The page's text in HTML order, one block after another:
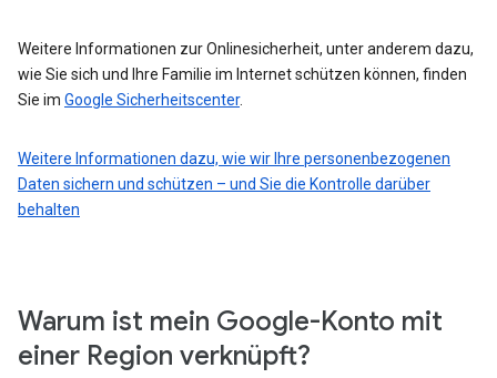
Weitere Informationen zur Onlinesicherheit, unter anderem dazu,
wie Sie sich und Ihre Familie im Internet schützen können, finden
Sie im Google Sicherheitscenter.
Weitere Informationen dazu, wie wir Ihre personenbezogenen
Daten sichern und schützen – und Sie die Kontrolle darüber
behalten
Warum ist mein Google-Konto mit
einer Region verknüpft?